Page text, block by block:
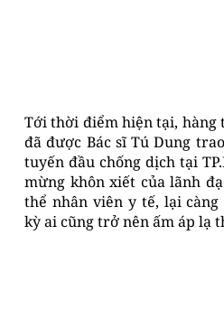
Tới thời điểm hiện tại,
đã được Bác sĩ Tú Dung
tuyến đầu chống dịch tại
mừng khôn xiết của lãnh
thể nhân viên y tế, lại
kỳ ai cũng trở nên ấm áp lạ